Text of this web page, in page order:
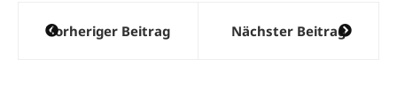
Beitragsnavigation
Vorheriger Beitrag Nächster Beitrag